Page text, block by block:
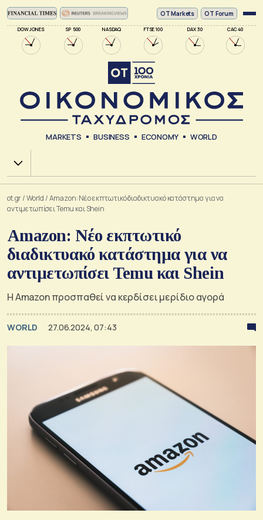
DOW JONES SP 500 NASDAQ FTSE 100 DAX 30 CAC 40
ΟΤ Markets OT Forum
MARKETS BUSINESS ECONOMY WORLD
Χ.Α.
ot.gr/World /Amazon: Νέο εκπτωτικό διαδικτυακό κατάστημα για να
αντιμετωπίσει Temu και Shein
Amazon: Νέο εκπτωτικό
διαδικτυακό κατάστημα για να
αντιμετωπίσει Temu και Shein
H Amazon προσπαθεί να κερδίσει μερίδιο αγορά
WORLD 27.06.2024, 07:43